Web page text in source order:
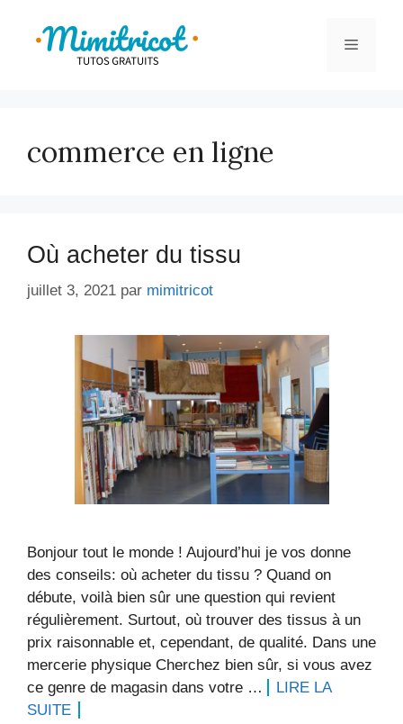
contenu
Menu
commerce en ligne
Où acheter du tissu
juillet 3, 2021 par mimitricot
Bonjour tout le monde ! Aujourd’hui je vos donne
des conseils: où acheter du tissu ? Quand on
débute, voilà bien sûr une question qui revient
régulièrement. Surtout, où trouver des tissus à un
prix raisonnable et, cependant, de qualité. Dans une
mercerie physique Cherchez bien sûr, si vous avez
ce genre de magasin dans votre …
LIRE LA
SUITE